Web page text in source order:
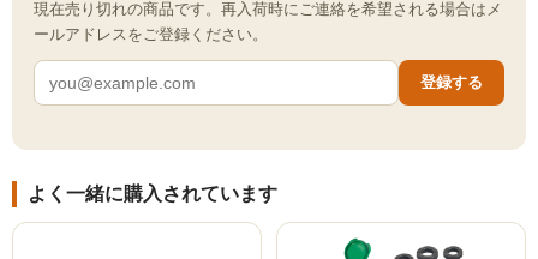
現在売り切れの商品です。再入荷時にご連絡を希望される場合はメ
ールアドレスをご登録ください。
登録する
よく一緒に購入されています